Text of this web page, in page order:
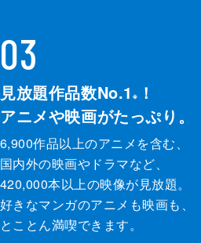
03
見放題作品数No.1 ※
！
アニメや映画がたっぷり。
6,900作品以上のアニメを含む、
国内外の映画やドラマなど、
420,000本以上の映像が見放題。
好きなマンガのアニメも映画も、
とことん満喫できます。